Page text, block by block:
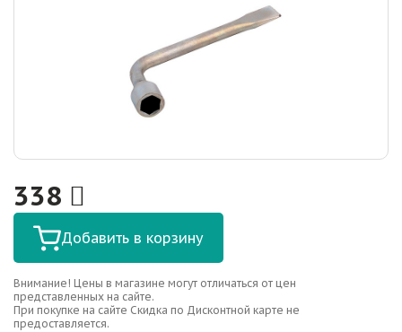
338
Добавить в корзину
Внимание! Цены в магазине могут отличаться от цен
представленных на сайте.
При покупке на сайте Скидка по Дисконтной карте не
предоставляется.